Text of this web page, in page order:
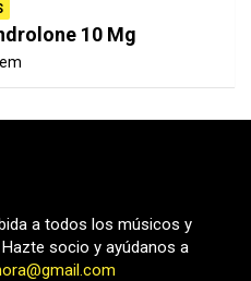
10 Mg
a todos los músicos y
socio y ayúdanos a